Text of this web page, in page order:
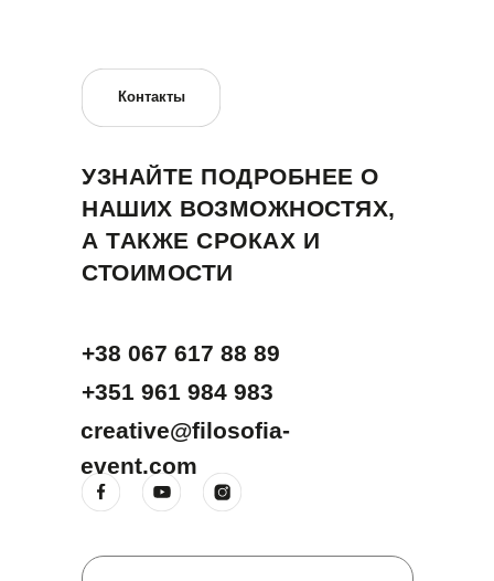
УЗНАЙТЕ ПОДРОБНЕЕ О
НАШИХ ВОЗМОЖНОСТЯХ,
А ТАКЖЕ СРОКАХ И
СТОИМОСТИ
+38 067 617 88 89
Контакты
creative@filosofia-
event.com
+351 961 984 983